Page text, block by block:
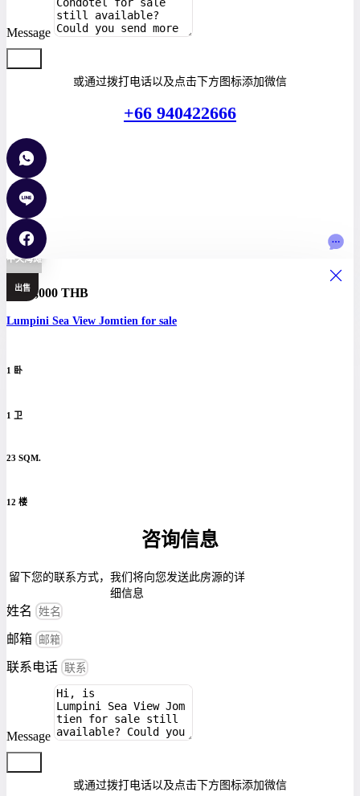
Message
或通过拨打电话以及点击下方图标添加微信
+66 940422666
出售
中天海滩
1,500,000 THB
Lumpini Sea View Jomtien for sale
1 卧
1 卫
23 SQM.
12 楼
咨询信息
留下您的联系方式，我们将向您发送此房源的详
细信息
姓名
邮箱
联系电话
Message
或通过拨打电话以及点击下方图标添加微信